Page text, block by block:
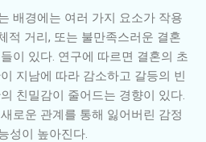
배경에는 여러 가지 요소가 작용
적 거리, 또는 불만족스러운 결혼
이 있다. 연구에 따르면 결혼의 초
지남에 따라 감소하고 갈등의 빈
친밀감이 줄어드는 경향이 있다.
로운 관계를 통해 잃어버린 감정
성이 높아진다.